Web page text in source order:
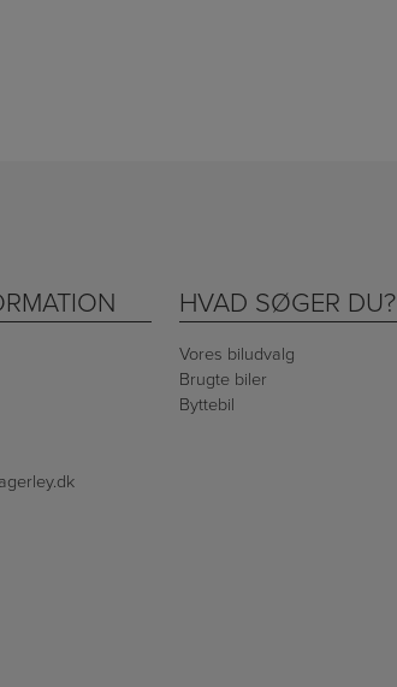
HVAD SØGER DU?
Vores biludvalg
Brugte biler
Byttebil